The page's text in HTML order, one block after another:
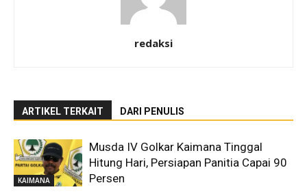
redaksi
ARTIKEL TERKAIT DARI PENULIS
KAIMANA
Musda IV Golkar Kaimana Tinggal
Hitung Hari, Persiapan Panitia Capai 90
Persen